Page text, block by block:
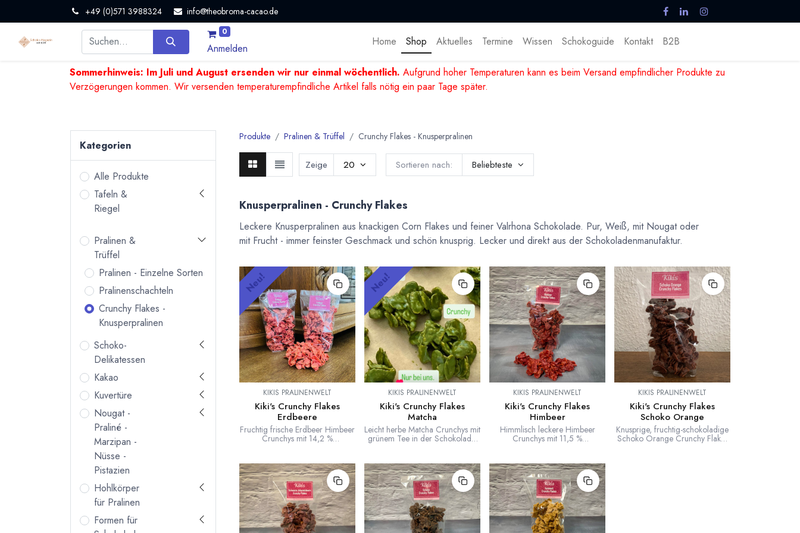
+49 (0)571 3988324 info@theobroma-cacao.de
0
Anmelden
Home Shop Aktuelles Termine Wissen Schokoguide Kontakt B2B
Sommerhinweis: Im Juli und August ersenden wir nur einmal wöchentlich. Aufgrund hoher Temperaturen kann es beim Versand empfindlicher Produkte zu
Verzögerungen kommen. Wir versenden temperaturempfindliche Artikel falls nötig ein paar Tage später.
Kategorien
Alle Produkte
Tafeln &
Riegel
Pralinen &
Trüffel
Pralinen - Einzelne Sorten
Pralinenschachteln
Crunchy Flakes -
Knusperpralinen
Schoko-
Delikatessen
Kakao
Kuvertüre
Nougat -
Praliné -
Marzipan -
Nüsse -
Pistazien
Hohlkörper
für Pralinen
Formen für
Produkte Pralinen & Trüffel Crunchy Flakes - Knusperpralinen
Sortieren nach: Beliebteste
Zeige 20
Knusperpralinen - Crunchy Flakes
Leckere Knusperpralinen aus knackigen Corn Flakes und feiner Valrhona Schokolade. Pur, Weiß, mit Nougat oder
mit Frucht - immer feinster Geschmack und schön knusprig. Lecker und direkt aus der Schokoladenmanufaktur.
Neu!
KIKIS PRALINENWELT
Kiki's Crunchy Flakes
Erdbeere
Fruchtig frische Erdbeer Himbeer
Crunchys mit 14,2 %
verwenden wir die Inspiration
Erdbeer von Valrhona. Super
fruchtig und knusprig zugleich.
Neu!
KIKIS PRALINENWELT
Kiki's Crunchy Flakes
Matcha
Leicht herbe Matcha Crunchys mit
grünem Tee in der Schokolade.
Matcha von Valrhona. Knuspriger,
leicht herber Geschmack mit
einem anhaltenen
Matchageschmack.
KIKIS PRALINENWELT
Kiki's Crunchy Flakes
Himbeer
Himmlisch leckere Himbeer
Crunchys mit 11,5 %
verwenden wir die Inspiration
Himbeer von Valrhona. Super
fruchtig und knusprig zugleich.
KIKIS PRALINENWELT
Kiki's Crunchy Flakes
Schoko Orange
Knusprige, fruchtig-schokoladige
Schoko Orange Crunchy Flakes